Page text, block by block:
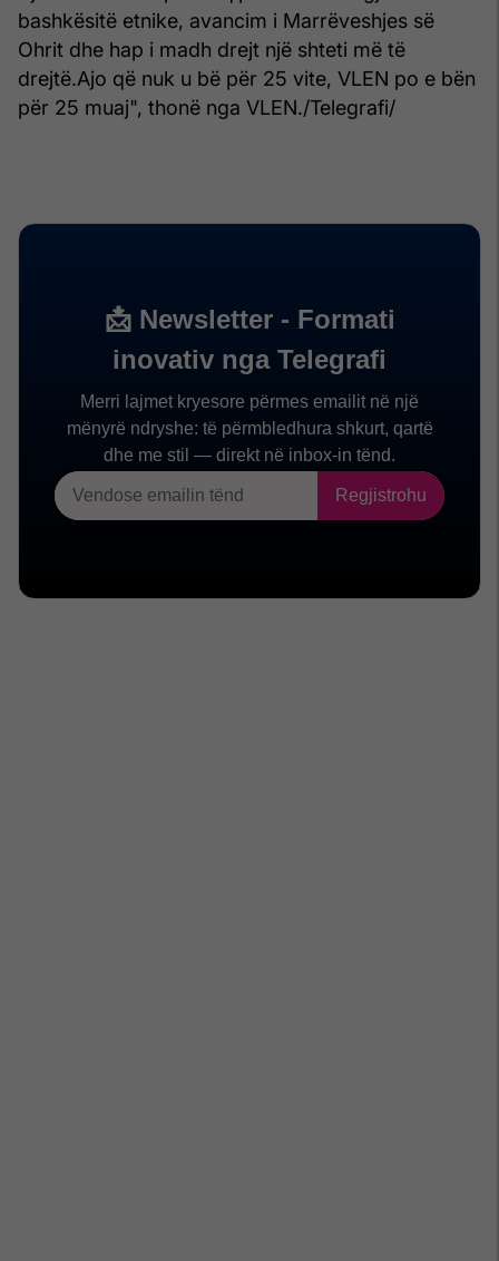
bashkësitë etnike, avancim i Marrëveshjes së
Ohrit dhe hap i madh drejt një shteti më të
drejtë.Ajo që nuk u bë për 25 vite, VLEN po e bën
për 25 muaj", thonë nga VLEN./Telegrafi/